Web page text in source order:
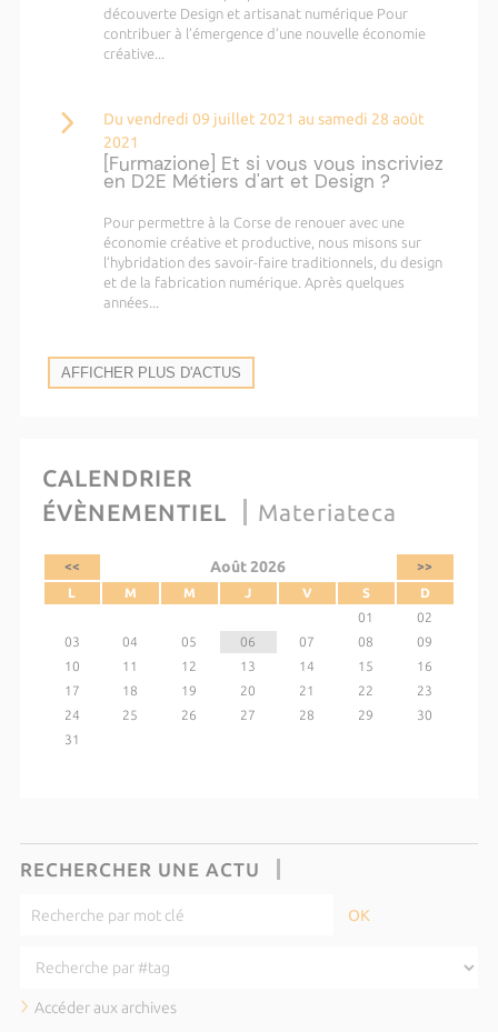
découverte Design et artisanat numérique Pour
contribuer à l’émergence d’une nouvelle économie
créative...
Du vendredi 09 juillet 2021 au samedi 28 août
2021
[Furmazione] Et si vous vous inscriviez
en D2E Métiers d'art et Design ?
Pour permettre à la Corse de renouer avec une
économie créative et productive, nous misons sur
l’hybridation des savoir-faire traditionnels, du design
et de la fabrication numérique. Après quelques
années...
AFFICHER PLUS D'ACTUS
CALENDRIER
ÉVÈNEMENTIEL
Materiateca
<< Août 2026
>>
L
M M J V S
D
01
02
03
04 05 06 07 08
09
10
11 12 13 14 15
16
17
18 19 20 21 22
23
24
25 26 27 28 29
30
31
RECHERCHER UNE ACTU
Accéder aux archives